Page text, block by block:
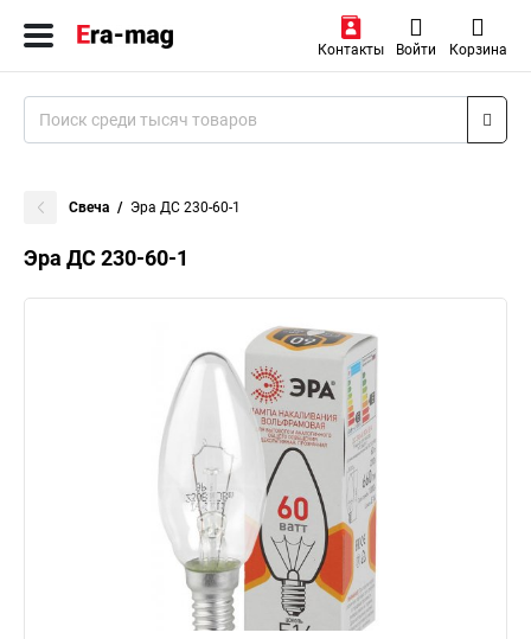
Контакты Войти Корзина
Свеча Эра ДС 230-60-1
Эра ДС 230-60-1